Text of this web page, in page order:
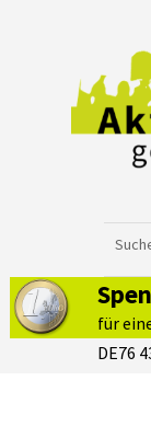
für
DE76